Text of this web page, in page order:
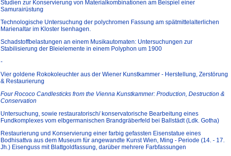
Studien zur Konservierung von Materialkombinationen am Beispiel einer
Samurairüstung
Technologische Untersuchung der polychromen Fassung am spätmittelalterlichen
Marienaltar im Kloster Isenhagen.
Schadstoffbelastungen an einem Musikautomaten: Untersuchungen zur
Stabilisierung der Bleielemente in einem Polyphon um 1900
-
Vier goldene Rokokoleuchter aus der Wiener Kunstkammer - Herstellung, Zerstörung
& Restaurierung
Four Rococo Candlesticks from the Vienna Kunstkammer: Production, Destruction &
Conservation
Untersuchung, sowie restauratorisch/ konservatorische Bearbeitung eines
Fundkomplexes vom elbgermanischen Brandgräberfeld bei Ballstädt (Ldk. Gotha)
Restaurierung und Konservierung einer farbig gefassten Eisenstatue eines
Bodhisattva aus dem Museum für angewandte Kunst Wien, Ming - Periode (14. - 17.
Jh.) Eisenguss mit Blattgoldfassung, darüber mehrere Farbfassungen